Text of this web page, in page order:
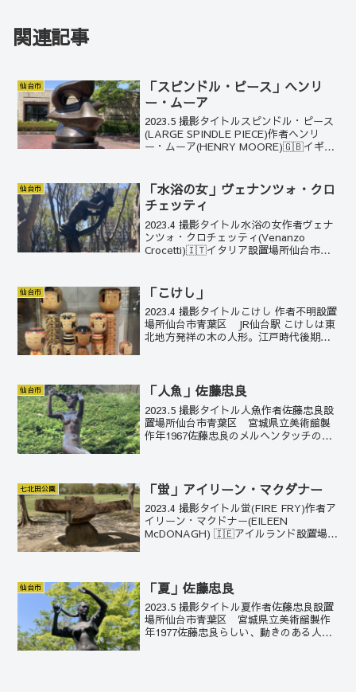
関連記事
仙台市
「スピンドル・ピース」ヘンリ
ー・ムーア
2023.5 撮影タイトルスピンドル・ピース
(LARGE SPINDLE PIECE)作者ヘンリ
ー・ムーア(HENRY MOORE)🇬🇧イギリ
する軸の意味。もと...
仙台市
「水浴の女」ヴェナンツォ・クロ
チェッティ
2023.4 撮影タイトル水浴の女作者ヴェナ
ンツォ・クロチェッティ(Venanzo
Crocetti)🇮🇹イタリア設置場所仙台市青
家の作品が3点並んでいる。クロチェ...
仙台市 「こけし」
2023.4 撮影タイトルこけし 作者不明設置
場所仙台市青葉区 JR仙台駅 こけしは東
北地方発祥の木の人形。江戸時代後期
の南部系、...
仙台市 「人魚」佐藤忠良
2023.5 撮影タイトル人魚作者佐藤忠良設
置場所仙台市青葉区 宮城県立美術館製
作年1967佐藤忠良のメルヘンタッチの作
七北田公園 「蛍」アイリーン・マクダナー
2023.4 撮影タイトル蛍(FIRE FRY)作者ア
イリーン・マクドナー(EILEEN
McDONAGH) 🇮🇪アイルランド設置場所
仙台市 「夏」佐藤忠良
2023.5 撮影タイトル夏作者佐藤忠良設置
場所仙台市青葉区 宮城県立美術館製作
年1977佐藤忠良らしい、動きのある人物